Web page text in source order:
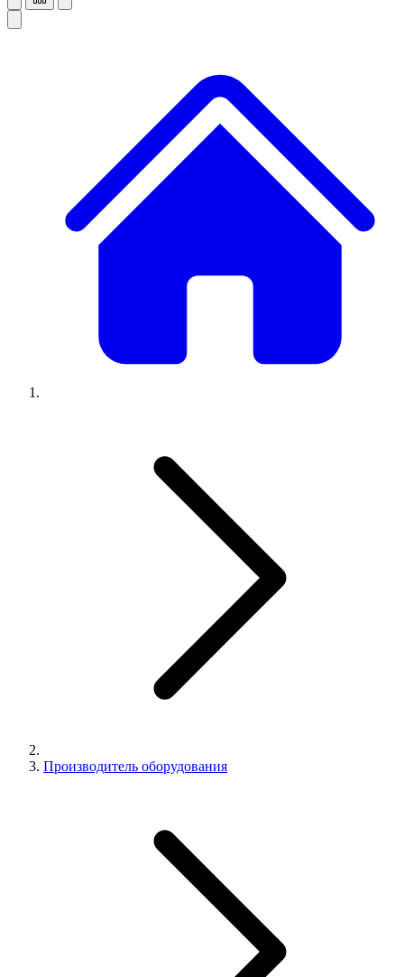
Производитель оборудования